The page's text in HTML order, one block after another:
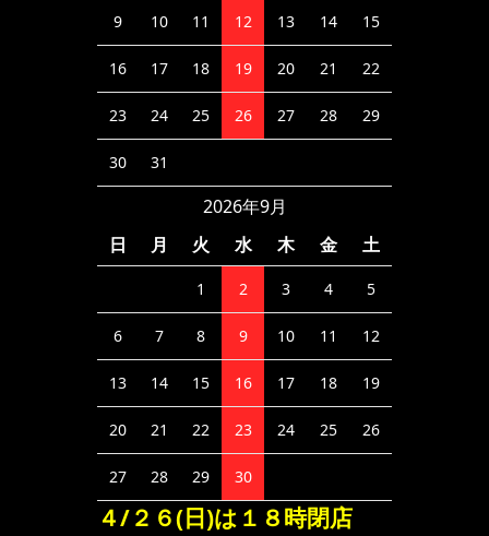
9 10 11 12 13 14 15
16 17 18 19 20 21 22
23 24 25 26 27 28 29
30 31
2026年9月
日
月 火 水 木 金 土
1 2 3 4 5
6 7 8 9 10 11 12
13 14 15 16 17 18 19
20 21 22 23 24 25 26
27 28 29 30
４/２６(日)は１８時閉店